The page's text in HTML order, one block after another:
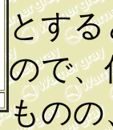
とする
ので、
ものの